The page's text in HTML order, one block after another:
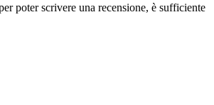
poter scrivere una recensione, è sufficiente